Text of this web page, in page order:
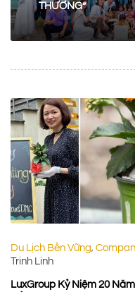
THƯƠNG”
Du Lịch Bền Vững,
Trinh Linh
LuxGroup Kỷ Niệm 20